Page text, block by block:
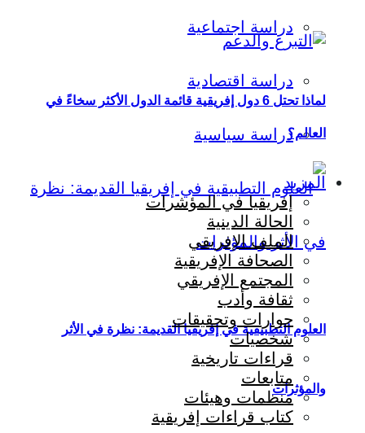
دراسة اجتماعية
دراسة اقتصادية
دراسة سياسية
العلوم التطبيقية في إفريقيا القديمة: نظرة في الأثر
والمؤثرات
لماذا تحتل 6 دول إفريقية قائمة الدول الأكثر سخاءً في
العالم؟
المزيد
إفريقيا في المؤشرات
الحالة الدينية
الملف الإفريقي
الصحافة الإفريقية
المجتمع الإفريقي
ثقافة وأدب
حوارات وتحقيقات
شخصيات
قراءات تاريخية
متابعات
منظمات وهيئات
كتاب قراءات إفريقية